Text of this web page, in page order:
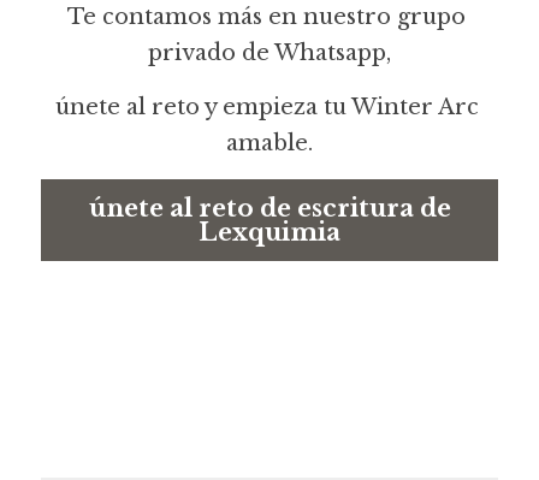
Te contamos más en nuestro grupo
privado de Whatsapp,
únete al reto y empieza tu Winter Arc
amable.
únete al reto de escritura de
Lexquimia